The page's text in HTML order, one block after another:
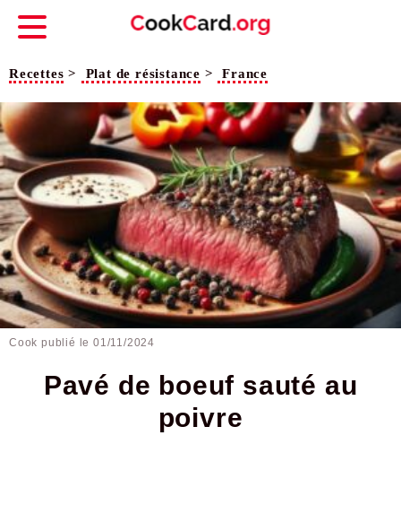
Recettes > Plat de résistance > France
Cook publié le01/11/2024
Pavé de boeuf sauté au
poivre